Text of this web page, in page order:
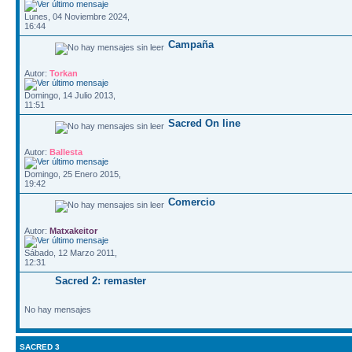
Lunes, 04 Noviembre 2024,
16:44
Campaña
Autor: Torkan
Domingo, 14 Julio 2013,
11:51
Sacred On line
Autor: Ballesta
Domingo, 25 Enero 2015,
19:42
Comercio
Autor: Matxakeitor
Sábado, 12 Marzo 2011,
12:31
Sacred 2: remaster
No hay mensajes
SACRED 3